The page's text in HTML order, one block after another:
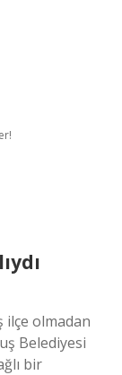
ilçe olmadan
Belediyesi
bir